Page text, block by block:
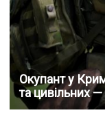
Окупант у
та цивільних